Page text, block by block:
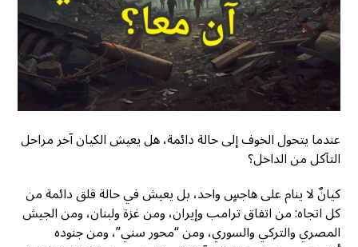
عندما يتحول الخوف إلى حالة دائمة، هل يعيش الكيان آخر مراحل
التآكل من الداخل؟
كيانٌ لا ينام على هاجسٍ واحد، بل يعيش في حالة قلق دائمة من
كل اتجاه: من اتفاق ترامب وإيران، ومن غزة ولبنان، ومن الجيش
المصري والتركي والسوري، ومن “محور سني”، ومن جنوده